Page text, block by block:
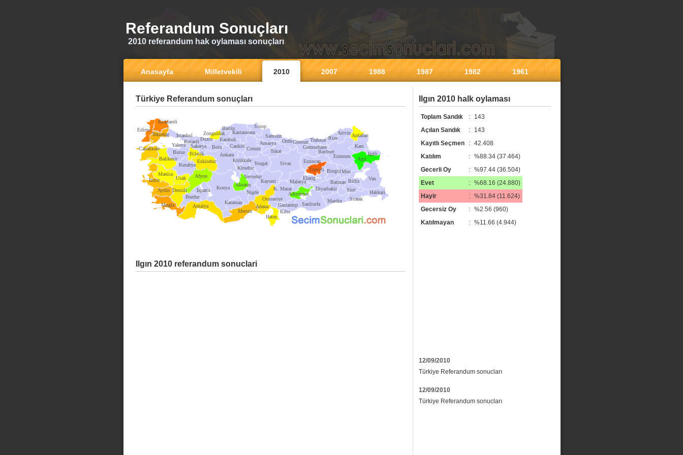
Referandum Sonuçları
2010 referandum hak oylaması sonuçları
Anasayfa Milletvekili 2010 2007 1988 1987 1982 1961
Türkiye Referandum sonuçları
Ankara
Kirklareli
Edirne
Tekirdag
Canakkale
Balikesir
Bursa
Istanbul
Kocaeli
Sakarya
Zonguldak
Bolu
Bilecik
Eskisehir
Kutahya
Manisa
Izmir
Aydin
Mugla
Denizli
Burdur
Usak Afyon
Isparta
Antalya
Konya
Mersin
Kirsehir
Cankiri
Kastamonu
Sinop
Corum
Yozgat
Nevsehir
Nigde
Adana
Hatay
K. Maras
Kayseri
Sivas
Tokat
Amasya
Samsun
OrduGiresun
Erzincan
Malatya
Gaziantep Sanliurfa
Adiyaman
Gumushane
Trabzon Rize
Erzurum
Artvin
Kars
Agri
Tunceli
Elazig
Diyarbakir
Mardin
Siirt
Bitlis
BingolMus
Van
Hakkari
Kirikkale
Bayburt
Karaman
Aksaray
Kilis
Ardahan
Duzce Karabuk
Bartin
Osmaniye
Igdir
Batman
Sirnak
Yalova
Ilgın 2010 referandum sonuclari
Ilgın 2010 halk oylaması
Toplam Sandık :
143
Açılan Sandık
:
143
Kayıtlı Seçmen
: 42.408
Katılım
: %88.34 (37.464)
Gecerli Oy
: %97.44 (36.504)
Evet
: %68.16 (24.880)
Hayir
: %31.84 (11.624)
Gecersiz Oy
: %2.56 (960)
Katılmayan
: %11.66 (4.944)
12/09/2010
Türkiye Referandum sonucları
12/09/2010
Türkiye Referandum sonucları